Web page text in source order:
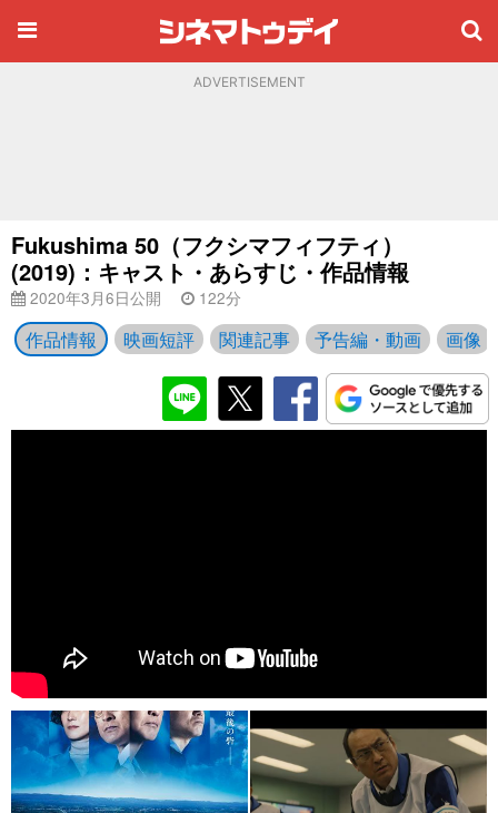
ADVERTISEMENT
Fukushima 50（フクシマフィフティ）
(2019)：キャスト・あらすじ・作品情報
2020年3月6日公開 122分
作品情報 映画短評 関連記事 予告編・動画 画像